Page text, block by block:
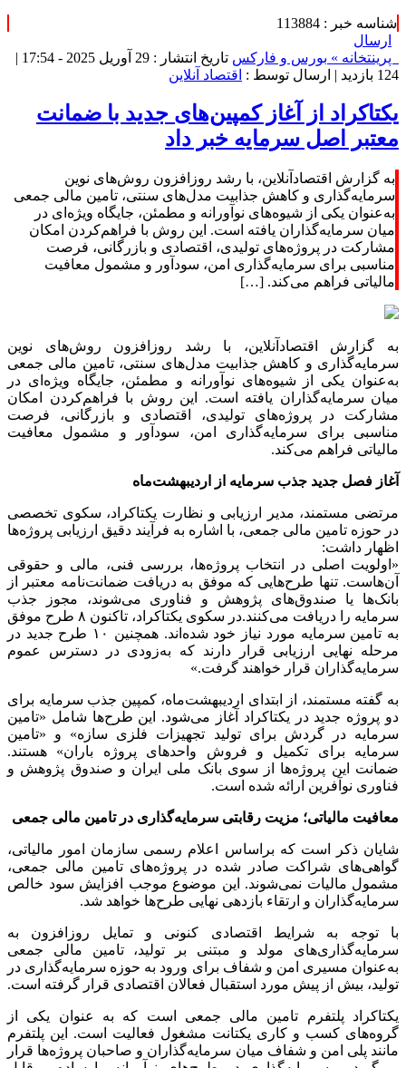
شناسه خبر : 113884
ارسال
پرینتخانه » بورس و فارکس تاریخ انتشار : 29 آوریل 2025 - 17:54 |
124 بازدید
| ارسال توسط : اقتصاد آنلاین
یکتاکراد از آغاز کمپین‌های جدید با ضمانت
معتبر اصل سرمایه خبر داد
به گزارش اقتصادآنلاین، با رشد روزافزون روش‌های نوین
سرمایه‌گذاری و کاهش جذابیت مدل‌های سنتی، تامین مالی جمعی
به‌عنوان یکی از شیوه‌های نوآورانه و مطمئن، جایگاه ویژه‌ای در
میان سرمایه‌گذاران یافته است. این روش با فراهم‌کردن امکان
مشارکت در پروژه‌های تولیدی، اقتصادی و بازرگانی، فرصت
مناسبی برای سرمایه‌گذاری امن، سودآور و مشمول معافیت
مالیاتی فراهم می‌کند. […]
به گزارش اقتصادآنلاین، با رشد روزافزون روش‌های نوین
سرمایه‌گذاری و کاهش جذابیت مدل‌های سنتی، تامین مالی جمعی
به‌عنوان یکی از شیوه‌های نوآورانه و مطمئن، جایگاه ویژه‌ای در
میان سرمایه‌گذاران یافته است. این روش با فراهم‌کردن امکان
مشارکت در پروژه‌های تولیدی، اقتصادی و بازرگانی، فرصت
مناسبی برای سرمایه‌گذاری امن، سودآور و مشمول معافیت
مالیاتی فراهم می‌کند.
آغاز فصل جدید جذب سرمایه از اردیبهشت‌ماه
مرتضی مستمند، مدیر ارزیابی و نظارت یکتاکراد، سکوی تخصصی
در حوزه تامین مالی جمعی، با اشاره به فرآیند دقیق ارزیابی پروژه‌ها
اظهار داشت:
«اولویت اصلی در انتخاب پروژه‌ها، بررسی فنی، مالی و حقوقی
آن‌هاست. تنها طرح‌هایی که موفق به دریافت ضمانت‌نامه معتبر از
بانک‌ها یا صندوق‌های پژوهش و فناوری می‌شوند، مجوز جذب
سرمایه را دریافت می‌کنند.در سکوی یکتاکراد، تاکنون ۸ طرح موفق
به تامین سرمایه مورد نیاز خود شده‌اند. همچنین ۱۰ طرح جدید در
مرحله نهایی ارزیابی قرار دارند که به‌زودی در دسترس عموم
سرمایه‌گذاران قرار خواهند گرفت.»
به گفته مستمند، از ابتدای اردیبهشت‌ماه، کمپین جذب سرمایه برای
دو پروژه جدید در یکتاکراد آغاز می‌شود. این طرح‌ها شامل «تامین
سرمایه در گردش برای تولید تجهیزات فلزی سازه» و «تامین
سرمایه برای تکمیل و فروش واحدهای پروژه باران» هستند.
ضمانت این پروژه‌ها از سوی بانک ملی ایران و صندوق پژوهش و
فناوری نوآفرین ارائه شده است.
معافیت مالیاتی؛ مزیت رقابتی سرمایه‌گذاری در تامین مالی جمعی
شایان ذکر است که براساس اعلام رسمی سازمان امور مالیاتی،
گواهی‌های شراکت صادر شده در پروژه‌های تامین مالی جمعی،
مشمول مالیات نمی‌شوند. این موضوع موجب افزایش سود خالص
سرمایه‌گذاران و ارتقاء بازدهی نهایی طرح‌ها خواهد شد.
با توجه به شرایط اقتصادی کنونی و تمایل روزافزون به
سرمایه‌گذاری‌های مولد و مبتنی بر تولید، تامین مالی جمعی
به‌عنوان مسیری امن و شفاف برای ورود به حوزه سرمایه‌گذاری در
تولید، بیش از پیش مورد استقبال فعالان اقتصادی قرار گرفته است.
یکتاکراد پلتفرم تامین مالی جمعی است که به عنوان یکی از
گروه‌های کسب و کاری یکتانت مشغول فعالیت است. این پلتفرم
مانند پلی امن و شفاف میان سرمایه‌گذاران و صاحبان پروژه‌ها قرار